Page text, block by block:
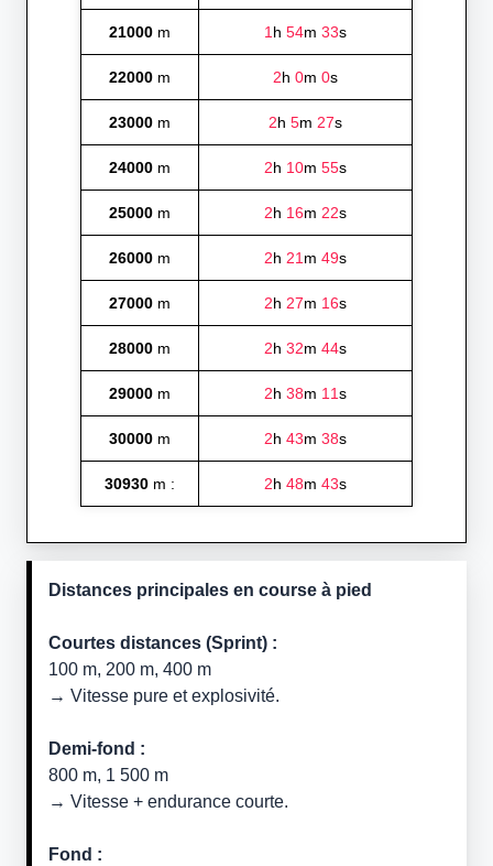
21000 m 1h 54m 33s
22000 m 2h 0m 0s
23000 m 2h 5m 27s
24000 m 2h 10m 55s
25000 m 2h 16m 22s
26000 m 2h 21m 49s
27000 m 2h 27m 16s
28000 m 2h 32m 44s
29000 m 2h 38m 11s
30000 m 2h 43m 38s
30930 m : 2h 48m 43s
Distances principales en course à pied
Courtes distances (Sprint) :
100 m, 200 m, 400 m
→ Vitesse pure et explosivité.
Demi-fond :
800 m, 1 500 m
→ Vitesse + endurance courte.
Fond :